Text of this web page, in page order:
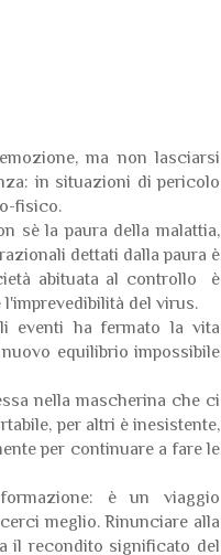
ma non lasciarsi
in situazioni di pericolo
fisico.
sè la paura della malattia,
dettati dalla paura è
abituata al controllo è
del virus.
eventi ha fermato la vita
equilibrio impossibile
nella mascherina che ci
per altri è inesistente,
per continuare a fare le
è un viaggio
meglio. Rinunciare alla
il recondito significato del